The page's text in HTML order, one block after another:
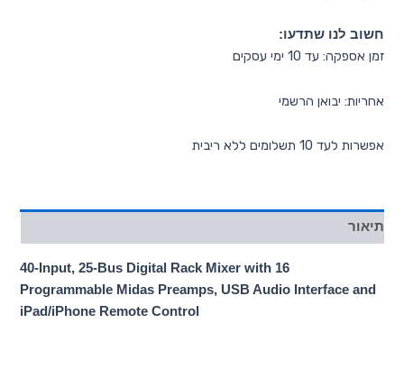
חשוב לנו שתדעו:
זמן אספקה: עד 10 ימי עסקים
אחריות: יבואן הרשמי
אפשרות לעד 10 תשלומים ללא ריבית
תיאור
40-Input, 25-Bus Digital Rack Mixer with 16
Programmable Midas Preamps, USB Audio Interface and
iPad/iPhone Remote Control